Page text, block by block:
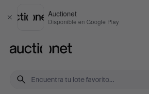
Cerrar
Auctionet
Disponible en Google Play